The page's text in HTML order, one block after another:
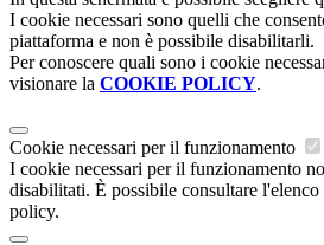
I cookie necessari sono quelli che
piattaforma e non è possibile disabilitarli.
Per conoscere quali sono i cookie
visionare la COOKIE POLICY.
Cookie necessari per il funzionamento
I cookie necessari per il funzionamento
disabilitati. È possibile consultare
policy.